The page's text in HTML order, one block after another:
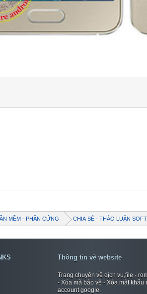
MỀM - PHẦN CỨNG CHIA SẺ - THẢO LUẬN
Thông tin về website
Trang chuyên về dịch vụ,file -
- Xóa mã bảo vệ - Xóa mật khẩu
account google.